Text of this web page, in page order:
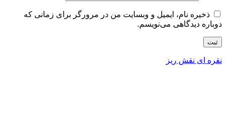
ذخیره نام، ایمیل و وبسایت من در مرورگر برای زمانی که
دوباره دیدگاهی می‌نویسم.
نقره ای نقش ریز